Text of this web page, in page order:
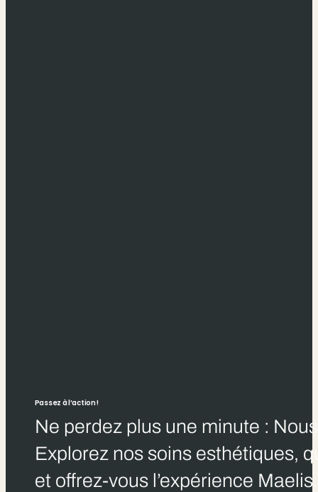
Passez à l’action !
Ne perdez plus une minute :
Explorez nos soins esthétiques,
et offrez-vous l’expérience